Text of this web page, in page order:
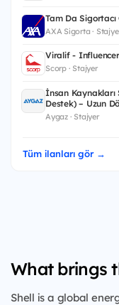
Tam Da
AXA Sigorta ·
Viralif -
Scorp · Stajyer
İnsan
Destek) – Uzun
Aygaz · Stajyer
Tüm ilanları gör →
What brings
Shell is a global